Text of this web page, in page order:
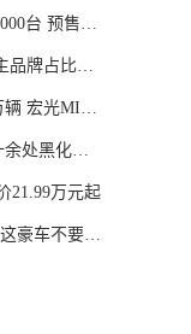
享界G9预售72小时订单突破15000台 预售价43.98万起
北汽集团7月销量117636辆 自主品牌占比超70%
五菱代步车累计销量突破300万辆 宏光MINIEV售超195万辆
极氪8X曜夜套件正式上线 二十余处黑化处理
21.99万元起
从18万降至12万，2.0T+8AT，这豪车不要面子了？